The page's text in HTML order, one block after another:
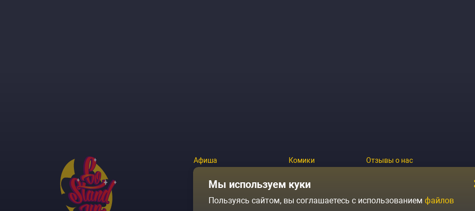
Афиша
Площадки
Архив событий
Комики
Журнал
Контакты
Отзывы о нас
Политика конфиденциальности
Условия продажи
Мы используем куки
Пользуясь сайтом, вы соглашаетесь с использованием файлов